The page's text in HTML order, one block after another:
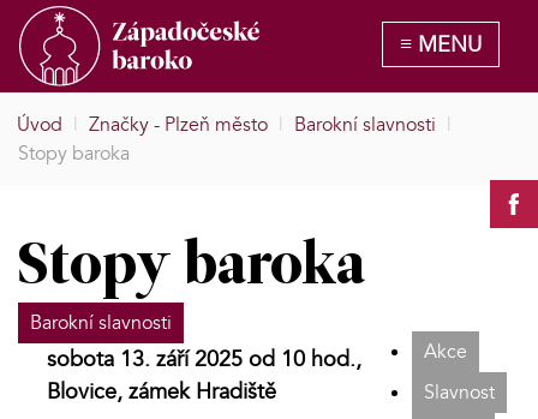
Úvod | Značky - Plzeň město | Barokní slavnosti |
Stopy baroka
Stopy baroka
Barokní slavnosti
Akce
Slavnost
sobota 13. září 2025 od 10 hod.,
Blovice, zámek Hradiště